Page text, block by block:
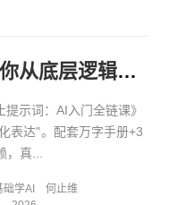
学AI别再瞎抄提示词了！这套0基础入门课，教你从底层逻辑玩转AI创作（附万字手册）
示词：AI入门全链课》
表达"。配套万字手册+3
真...
础学AI
何止维